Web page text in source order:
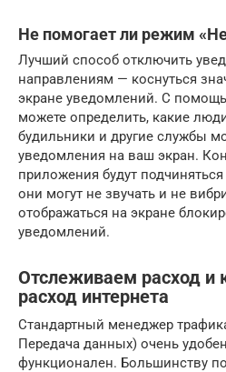
Не помогает ли режим
Лучший способ отключить
направлениям — коснуться
экране уведомлений. С
можете определить, какие
будильники и другие службы
уведомления на ваш экран.
приложения будут
они могут не звучать и не
отображаться на экране
уведомлений.
Отслеживаем расход и
расход интернета
Стандартный менеджер
Передача данных) очень
функционален. Большинству